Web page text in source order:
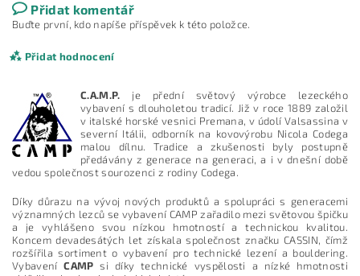
Přidat komentář
Buďte první, kdo napíše příspěvek k této položce.
Přidat hodnocení
C.A.M.P. je přední světový výrobce lezeckého
vybavení s dlouholetou tradicí. Již v roce 1889 založil
v italské horské vesnici Premana, v údolí Valsassina v
severní Itálii, odborník na kovovýrobu Nicola Codega
malou dílnu. Tradice a zkušenosti byly postupně
předávány z generace na generaci, a i v dnešní době
vedou společnost sourozenci z rodiny Codega.
Díky důrazu na vývoj nových produktů a spolupráci s generacemi
významných lezců se vybavení CAMP zařadilo mezi světovou špičku
a je vyhlášeno svou nízkou hmotností a technickou kvalitou.
Koncem devadesátých let získala společnost značku CASSIN, čímž
rozšířila sortiment o vybavení pro technické lezení a bouldering.
Vybavení CAMP si díky technické vyspělosti a nízké hmotnosti